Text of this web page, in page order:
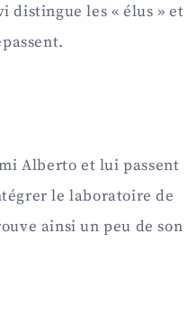
distingue les « élus » et
Alberto et lui passent
le laboratoire de
ainsi un peu de son